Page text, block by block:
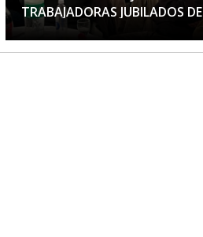
TRABAJADORAS JUBILADOS DE
APTA